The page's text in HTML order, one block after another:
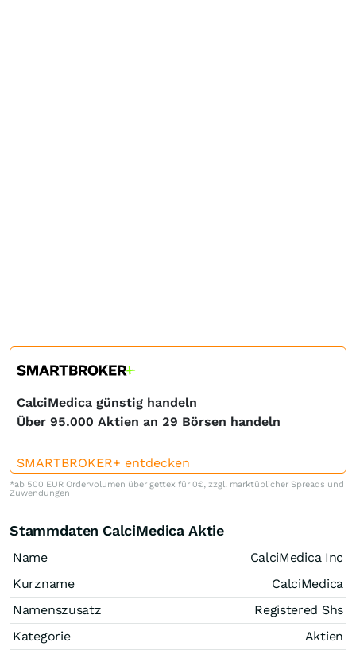
CalciMedica günstig handeln
Über 95.000 Aktien an 29 Börsen handeln
SMARTBROKER+ entdecken
*ab 500 EUR Ordervolumen über gettex für 0€, zzgl. marktüblicher Spreads und
Zuwendungen
Stammdaten CalciMedica Aktie
Name
CalciMedica Inc
Kurzname
CalciMedica
Namenszusatz
Registered Shs
Kategorie
Aktien